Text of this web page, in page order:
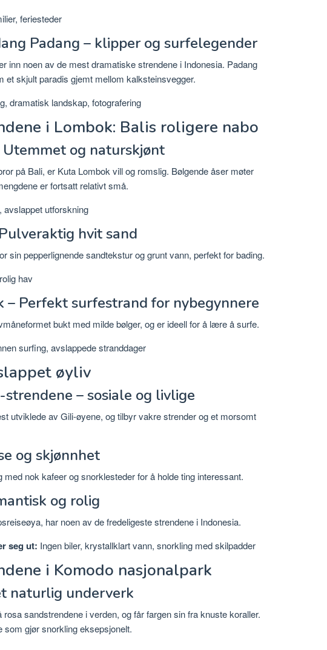
feriesteder
Padang – klipper og surfelegender
inn noen av de mest dramatiske strendene i Indonesia. Padang
et skjult paradis gjemt mellom kalksteinsvegger.
dramatisk landskap, fotografering
i Lombok: Balis roligere nabo
Utemmet og naturskjønt
på Bali, er Kuta Lombok vill og romslig. Bølgende åser møter
er fortsatt relativt små.
avslappet utforskning
hvit sand
sin pepperlignende sandtekstur og grunt vann, perfekt for bading.
hav
– Perfekt surfestrand for nybegynnere
bukt med milde bølger, og er ideell for å lære å surfe.
surfing, avslappede stranddager
øyliv
– sosiale og livlige
utviklede av Gili-øyene, og tilbyr vakre strender og et morsomt
og skjønnhet
med nok kafeer og snorklesteder for å holde ting interessant.
og rolig
har noen av de fredeligeste strendene i Indonesia.
seg ut: Ingen biler, krystallklart vann, snorkling med skilpadder
i Komodo nasjonalpark
naturlig underverk
sandstrendene i verden, og får fargen sin fra knuste koraller.
som gjør snorkling eksepsjonelt.